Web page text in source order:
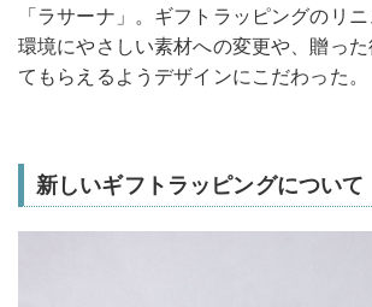
「ラサーナ」。ギフトラッピングのリニ
環境にやさしい素材への変更や、贈っ
てもらえるようデザインにこだわった。
新しいギフトラッピングについて